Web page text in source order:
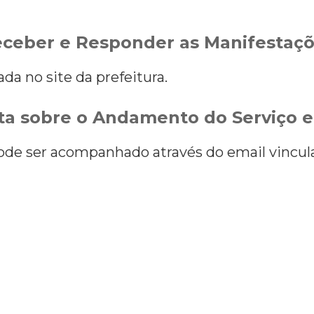
e Responder as
no site da prefeitura.
sobre o Andamento do Serviço
ser acompanhado através do email